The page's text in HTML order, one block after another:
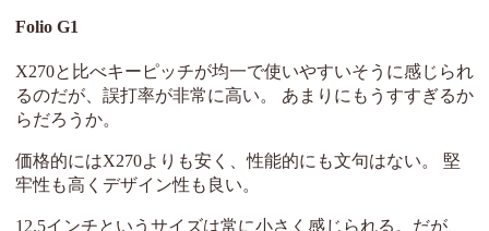
Folio G1
X270と比べキーピッチが均一で使いやすいそうに感じられ
るのだが、誤打率が非常に高い。 あまりにもうすすぎるか
らだろうか。
価格的にはX270よりも安く、性能的にも文句はない。 堅
牢性も高くデザイン性も良い。
12.5インチというサイズは常に小さく感じられる。だが、